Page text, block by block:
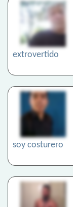
extrovertido
soy costurero